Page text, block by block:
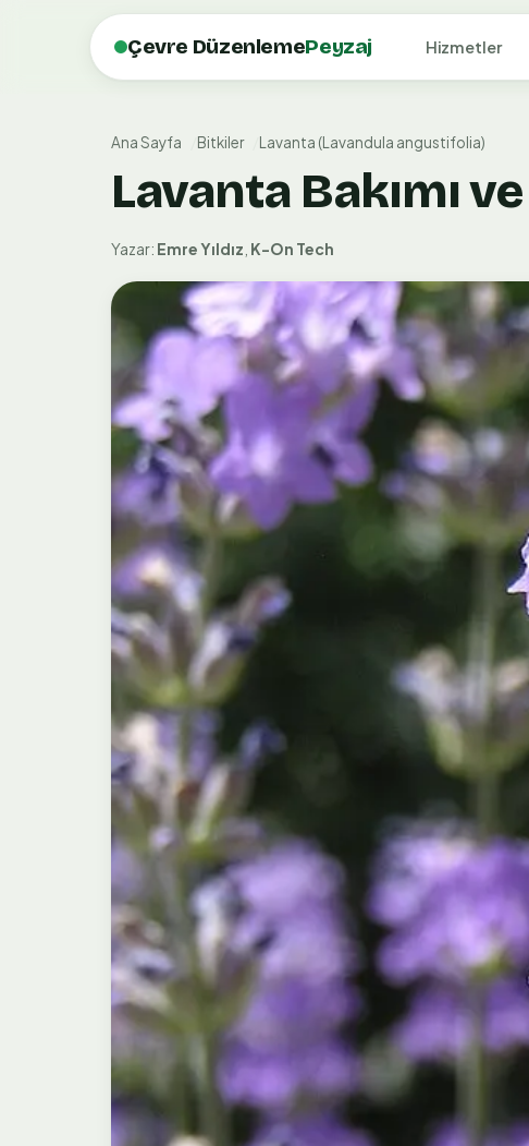
Çevre DüzenlemePeyzaj Hizmetler
Ana Sayfa Bitkiler Lavanta (Lavandula angustifolia)
Lavanta Bakımı
Yazar: Emre Yıldız K-On Tech